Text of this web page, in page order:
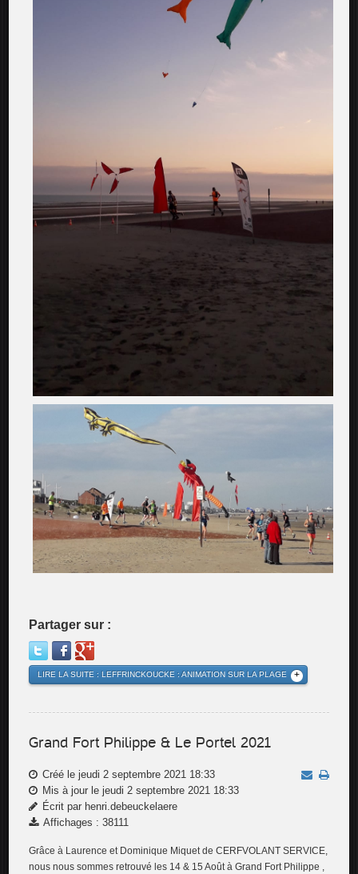
Partager sur :
LIRE LA SUITE : LEFFRINCKOUCKE : ANIMATION SUR LA PLAGE
Grand Fort Philippe & Le Portel 2021
Créé le jeudi 2 septembre 2021 18:33
Mis à jour le jeudi 2 septembre 2021 18:33
Écrit par henri.debeuckelaere
Affichages : 38111
Grâce à Laurence et Dominique Miquet de CERFVOLANT SERVICE,
nous nous sommes retrouvé les 14 & 15 Août à Grand Fort Philippe ,